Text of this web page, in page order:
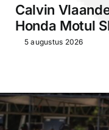
Calvin
Honda Motul
5 augustus 2026